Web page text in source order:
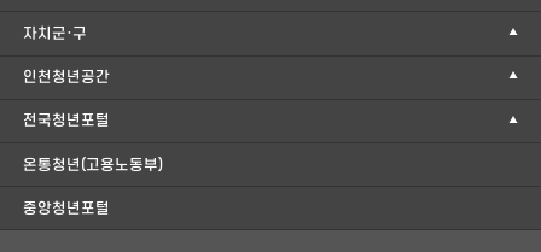
자치군·구
인천청년공간
전국청년포털
온통청년(고용노동부)
중앙청년포털